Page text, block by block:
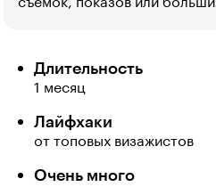
Длительность
1 месяц
Лайфхаки
от топовых визажистов
Очень много